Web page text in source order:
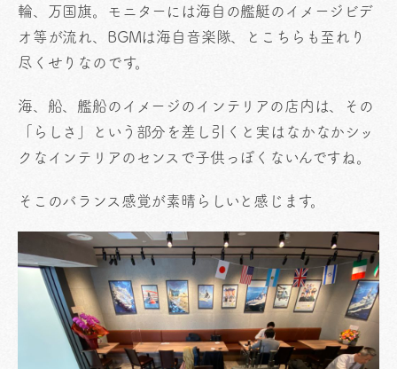
輪、万国旗。モニターには海自の艦艇のイメージビデ
オ等が流れ、BGMは海自音楽隊、とこちらも至れり
尽くせりなのです。
海、船、艦船のイメージのインテリアの店内は、その
「らしさ」という部分を差し引くと実はなかなかシッ
クなインテリアのセンスで子供っぽくないんですね。
そこのバランス感覚が素晴らしいと感じます。